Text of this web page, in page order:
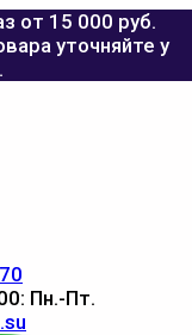
от 15 000 руб.
уточняйте у
Пн.-Пт.